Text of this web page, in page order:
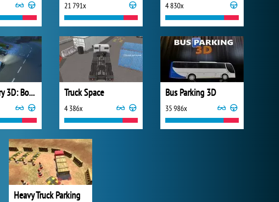
21 791x 4 830x
Parking Fury 3D: Bounty Hunter Truck Space
4 386x
Bus Parking 3D
35 986x
Heavy Truck Parking